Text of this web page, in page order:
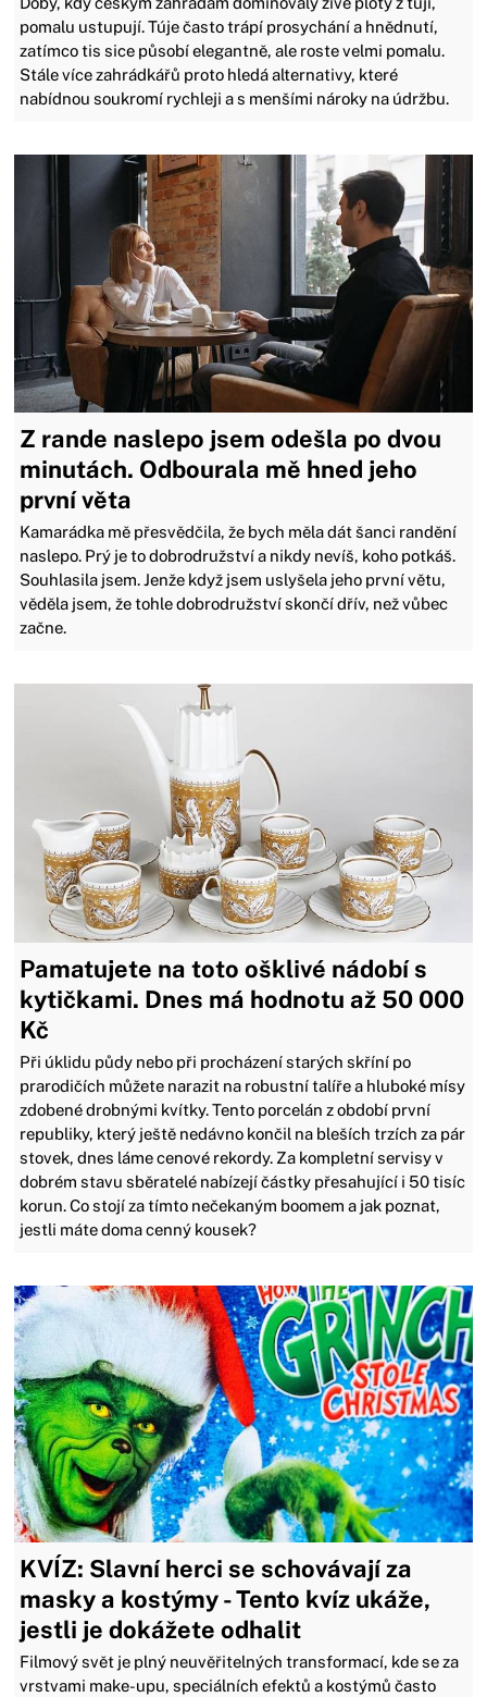
pomalu ustupují. Túje často trápí prosychání a hnědnutí,
zatímco tis sice působí elegantně, ale roste velmi pomalu.
Stále více zahrádkářů proto hledá alternativy, které
nabídnou soukromí rychleji a s menšími nároky na údržbu.
Z rande naslepo jsem odešla po dvou
minutách. Odbourala mě hned jeho
první věta
Kamarádka mě přesvědčila, že bych měla dát šanci randění
naslepo. Prý je to dobrodružství a nikdy nevíš, koho potkáš.
Souhlasila jsem. Jenže když jsem uslyšela jeho první větu,
věděla jsem, že tohle dobrodružství skončí dřív, než vůbec
začne.
Pamatujete na toto ošklivé nádobí s
kytičkami. Dnes má hodnotu až 50 000
Kč
Při úklidu půdy nebo při procházení starých skříní po
prarodičích můžete narazit na robustní talíře a hluboké mísy
zdobené drobnými kvítky. Tento porcelán z období první
republiky, který ještě nedávno končil na bleších trzích za pár
stovek, dnes láme cenové rekordy. Za kompletní servisy v
dobrém stavu sběratelé nabízejí částky přesahující i 50 tisíc
korun. Co stojí za tímto nečekaným boomem a jak poznat,
jestli máte doma cenný kousek?
KVÍZ: Slavní herci se schovávají za
masky a kostýmy - Tento kvíz ukáže,
jestli je dokážete odhalit
Filmový svět je plný neuvěřitelných transformací, kde se za
vrstvami make-upu, speciálních efektů a kostýmů často